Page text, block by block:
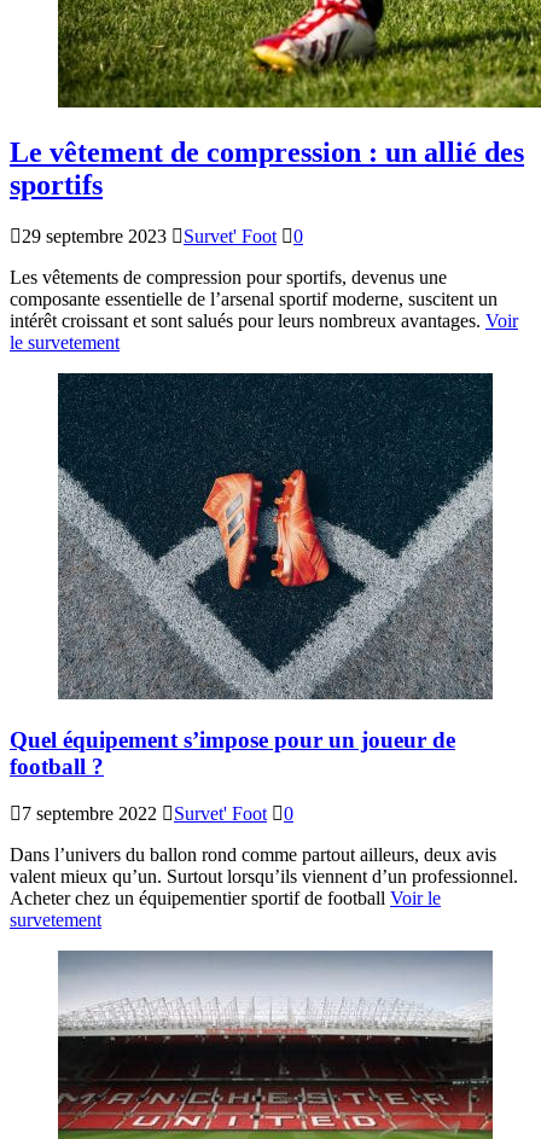
Le vêtement de compression : un allié des
sportifs
29 septembre 2023 Survet' Foot
0
Les vêtements de compression pour sportifs, devenus une
composante essentielle de l’arsenal sportif moderne, suscitent un
intérêt croissant et sont salués pour leurs nombreux avantages. Voir
le survetement
Quel équipement s’impose pour un joueur de
football ?
7 septembre 2022 Survet' Foot
0
Dans l’univers du ballon rond comme partout ailleurs, deux avis
valent mieux qu’un. Surtout lorsqu’ils viennent d’un professionnel.
Acheter chez un équipementier sportif de football Voir le
survetement